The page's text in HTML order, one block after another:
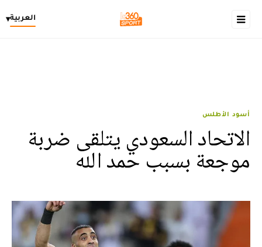
العربية▾
أسود الأطلس
الاتحاد السعودي يتلقى ضربة
موجعة بسبب حمد الله